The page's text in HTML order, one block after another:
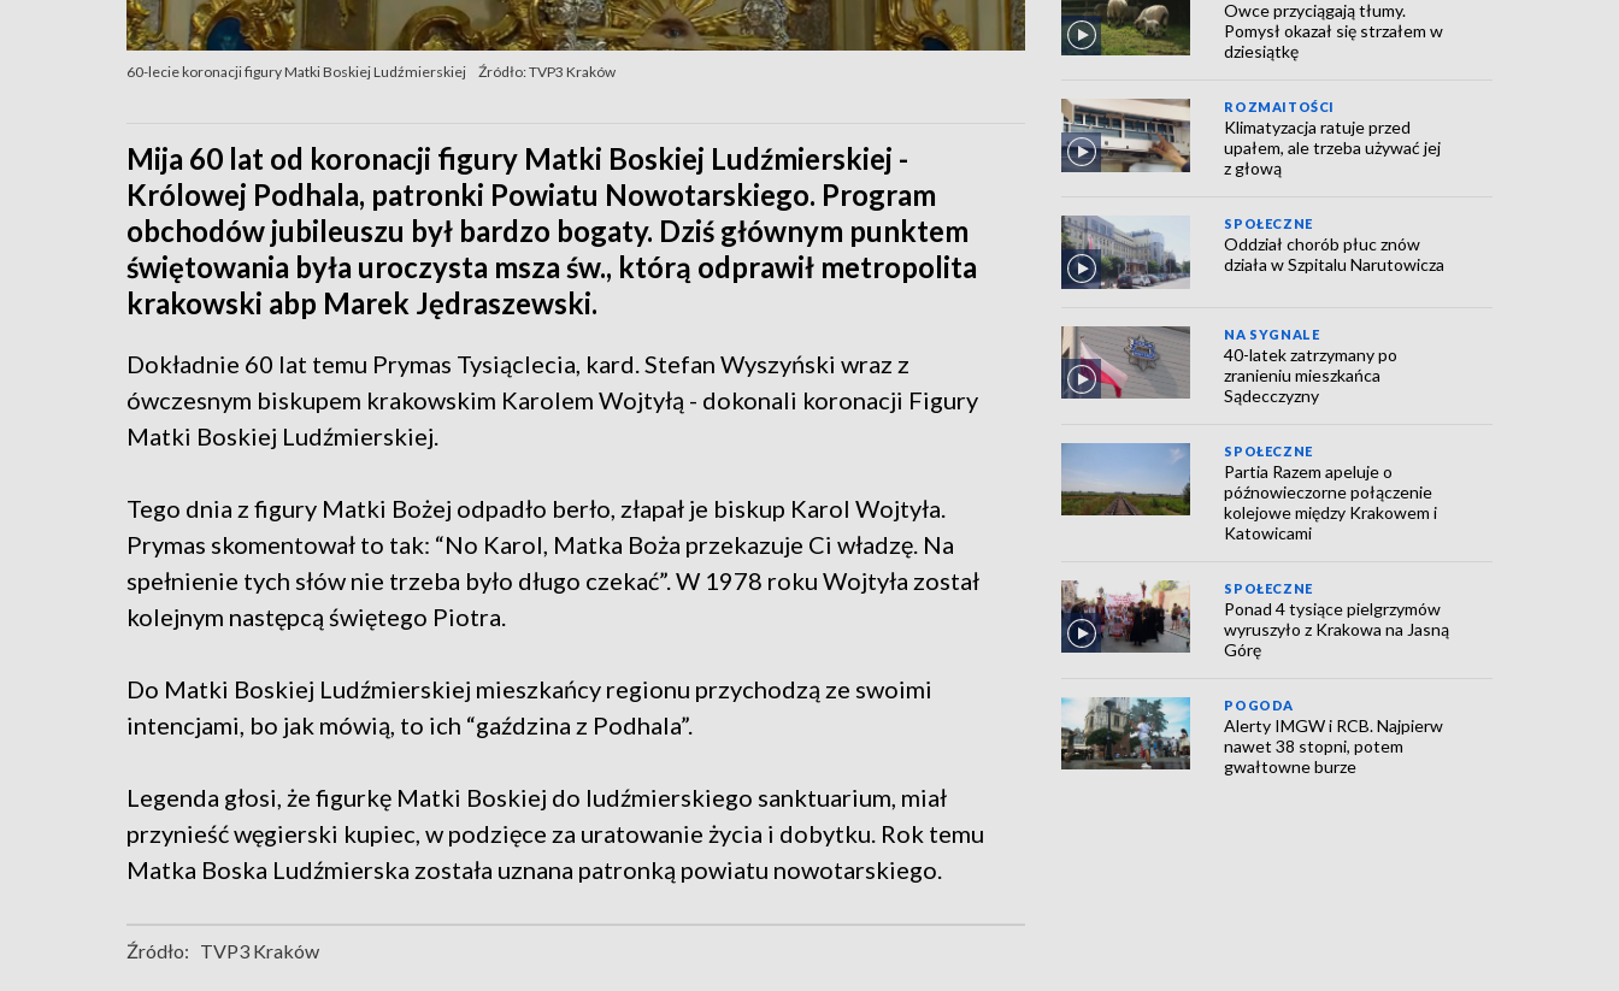
60-lecie koronacji figury Matki Boskiej Ludźmierskiej Źródło: TVP3 Kraków
Mija 60 lat od koronacji figury Matki Boskiej Ludźmierskiej -
Królowej Podhala, patronki Powiatu Nowotarskiego. Program
obchodów jubileuszu był bardzo bogaty. Dziś głównym punktem
świętowania była uroczysta msza św., którą odprawił metropolita
krakowski abp Marek Jędraszewski.
Dokładnie 60 lat temu Prymas Tysiąclecia, kard. Stefan Wyszyński wraz z
ówczesnym biskupem krakowskim Karolem Wojtyłą - dokonali koronacji Figury
Matki Boskiej Ludźmierskiej.
Tego dnia z figury Matki Bożej odpadło berło, złapał je biskup Karol Wojtyła.
Prymas skomentował to tak: “No Karol, Matka Boża przekazuje Ci władzę. Na
spełnienie tych słów nie trzeba było długo czekać”. W 1978 roku Wojtyła został
kolejnym następcą świętego Piotra.
Do Matki Boskiej Ludźmierskiej mieszkańcy regionu przychodzą ze swoimi
intencjami, bo jak mówią, to ich “gaździna z Podhala”.
Legenda głosi, że figurkę Matki Boskiej do ludźmierskiego sanktuarium, miał
przynieść węgierski kupiec, w podzięce za uratowanie życia i dobytku. Rok temu
Matka Boska Ludźmierska została uznana patronką powiatu nowotarskiego.
Źródło: TVP3 Kraków
Owce przyciągają tłumy.
Pomysł okazał się strzałem w
dziesiątkę
ROZMAITOŚCI
Klimatyzacja ratuje przed
upałem, ale trzeba używać jej
z głową
SPOŁECZNE
Oddział chorób płuc znów
działa w Szpitalu Narutowicza
NA SYGNALE
40-latek zatrzymany po
zranieniu mieszkańca
Sądecczyzny
SPOŁECZNE
Partia Razem apeluje o
późnowieczorne połączenie
kolejowe między Krakowem i
Katowicami
SPOŁECZNE
Ponad 4 tysiące pielgrzymów
wyruszyło z Krakowa na Jasną
Górę
POGODA
Alerty IMGW i RCB. Najpierw
nawet 38 stopni, potem
gwałtowne burze